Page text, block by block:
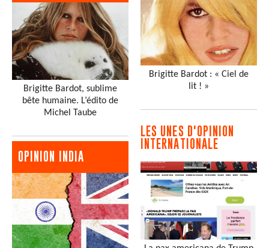
Brigitte Bardot, sublime
bête humaine. L’édito de
Michel Taube
OPINION INDIA
Brigitte Bardot : « Ciel de
lit ! »
LES UNES D'OPINION
INTERNATIONALE